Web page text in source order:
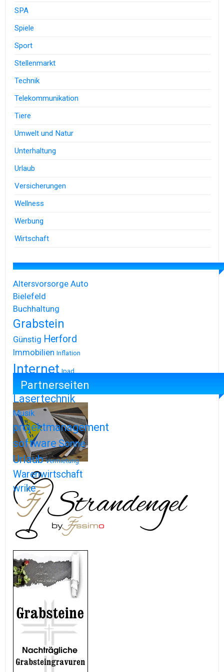
SPA
Spiele
Sport
Stellenmarkt
Technik
Telekommunikation
Tiere
Umwelt und Natur
Unterhaltung
Urlaub
Versicherungen
Wellness
Werbung
Wirtschaft
Altersvorsorge Auto
Bielefeld
Buchhaltung
Grabstein
Günstig Herford
Immobilien Inflation
Internet Ipad
Iphone
Lasertechnik
Musik
projektmanagement
softwareSonne
Urlaub Vermietung
Warenwirtschaft
wrike
Partnerseiten